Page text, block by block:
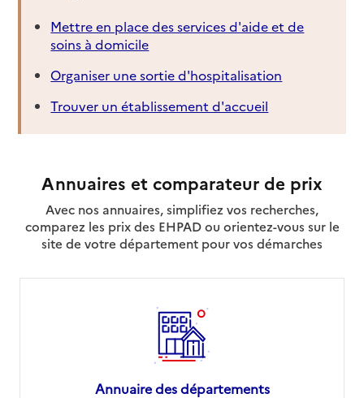
Mettre en place des services d'aide et de
soins à domicile
Organiser une sortie d'hospitalisation
Trouver un établissement d'accueil
Annuaires et comparateur de prix
Avec nos annuaires, simplifiez vos recherches,
comparez les prix des EHPAD ou orientez-vous sur le
site de votre département pour vos démarches
Annuaire des départements